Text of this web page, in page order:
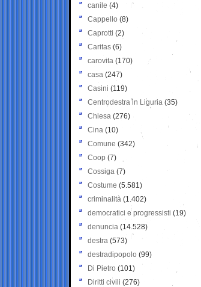
canile (4)
Cappello (8)
Caprotti (2)
Caritas (6)
carovita (170)
casa (247)
Casini (119)
Centrodestra in Liguria (35)
Chiesa (276)
Cina (10)
Comune (342)
Coop (7)
Cossiga (7)
Costume (5.581)
criminalità (1.402)
democratici e progressisti (19)
denuncia (14.528)
destra (573)
destradipopolo (99)
Di Pietro (101)
Diritti civili (276)